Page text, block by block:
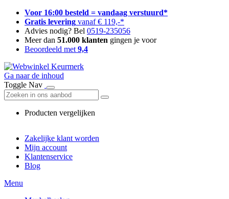
Voor 16:00 besteld = vandaag verstuurd*
Gratis levering vanaf € 119,-*
Advies nodig? Bel 0519-235056
Meer dan 51.000 klanten gingen je voor
Beoordeeld met 9,4
Ga naar de inhoud
Toggle Nav
Producten vergelijken
Zakelijke klant worden
Mijn account
Klantenservice
Blog
Menu